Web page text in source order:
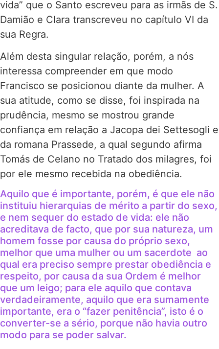
vida” que o Santo escreveu para as irmãs de S.
Damião e Clara transcreveu no capítulo VI da
sua Regra.
Além desta singular relação, porém, a nós
interessa compreender em que modo
Francisco se posicionou diante da mulher. A
sua atitude, como se disse, foi inspirada na
prudência, mesmo se mostrou grande
confiança em relação a Jacopa dei Settesogli e
da romana Prassede, a qual segundo afirma
Tomás de Celano no Tratado dos milagres, foi
por ele mesmo recebida na obediência.
Aquilo que é importante, porém, é que ele não
instituiu hierarquias de mérito a partir do sexo,
e nem sequer do estado de vida: ele não
acreditava de facto, que por sua natureza, um
homem fosse por causa do próprio sexo,
melhor que uma mulher ou um sacerdote ao
qual era preciso sempre prestar obediência e
respeito, por causa da sua Ordem é melhor
que um leigo; para ele aquilo que contava
verdadeiramente, aquilo que era sumamente
importante, era o “fazer penitência”, isto é o
converter-se a sério, porque não havia outro
modo para se poder salvar.